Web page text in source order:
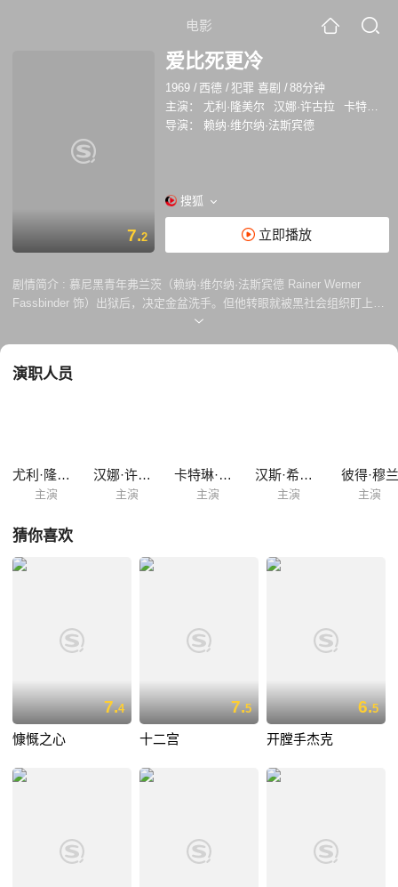
电影
7.2
爱比死更冷
1969 / 西德 /犯罪 喜剧 /88分钟
主演：
尤利·隆美尔 汉娜·许古拉
卡特琳·沙克
导演：
赖纳·维尔纳·法斯宾德
搜狐
立即播放
剧情简介 : 慕尼黑青年弗兰茨（赖纳·维尔纳·法斯宾德 Rainer Werner
Fassbinder 饰）出狱后，决定金盆洗手。但他转眼就被黑社会组织盯上，
想要诱使他重新犯罪，但是弗兰茨意志坚定，拒绝就范。他回到慕尼黑找
结婚，过上平静的生活。不久，弗兰茨的狱友布鲁诺（尤利·隆美尔 Ulli
布鲁诺被打死，弗兰兹和乔安娜试图逃跑，但是他们面前的死亡之路似乎
无法逾...
演职人员
尤利·隆美尔
主演
汉娜·许古拉
主演
卡特琳·沙克
主演
汉斯·希尔斯缪勒
主演
彼得·穆兰
主演
猜你喜欢
7.4
慷慨之心
7.5
十二宫
6.5
开膛手杰克